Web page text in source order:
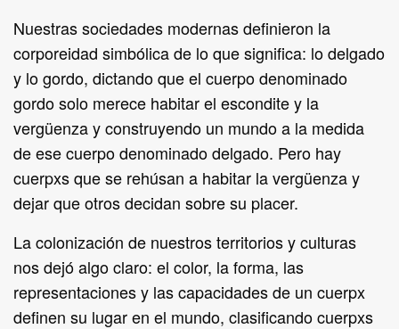
Nuestras sociedades modernas definieron la
corporeidad simbólica de lo que significa: lo delgado
y lo gordo, dictando que el cuerpo denominado
gordo solo merece habitar el escondite y la
vergüenza y construyendo un mundo a la medida
de ese cuerpo denominado delgado. Pero hay
cuerpxs que se rehúsan a habitar la vergüenza y
dejar que otros decidan sobre su placer.
La colonización de nuestros territorios y culturas
nos dejó algo claro: el color, la forma, las
representaciones y las capacidades de un cuerpx
definen su lugar en el mundo, clasificando cuerpxs